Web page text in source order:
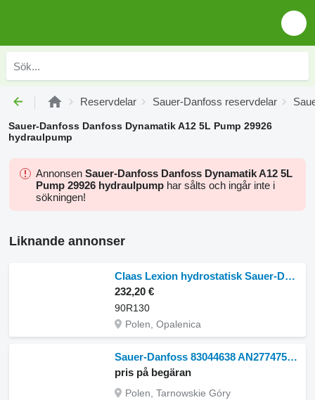
Reservdelar Sauer-Danfoss reservdelar
Sauer-Danfoss Danfoss Dynamatik A12 5L Pump 29926
hydraulpump
Annonsen Sauer-Danfoss Danfoss Dynamatik A12 5L
Pump 29926 hydraulpump har sålts och ingår inte i
sökningen!
Liknande annonser
Claas Lexion hydrostatisk Sauer-Danfoss 90R130 hydraulpump till Claas Lexion skördetröska
232,20 €
90R130
Polen, Opalenica
Sauer-Danfoss 83044638 AN277475 hydraulpump till PICKER COTTON 7260, 9970 bomullsskördare
pris på begäran
Polen, Tarnowskie Góry